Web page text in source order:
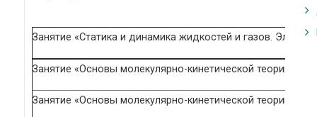
Занятие «Статика и динамика жидкостей и газов.
Занятие «Основы молекулярно-кинетической теории
Занятие «Основы молекулярно-кинетической теории